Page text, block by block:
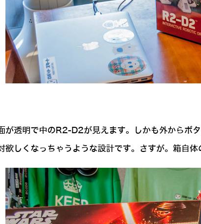
が透明で中のR2-D2が見えます。しかも外からボ
欲しくなっちゃうような設計です。さすが。箱自